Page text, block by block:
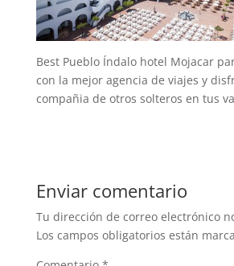
Best Pueblo Índalo hotel Mojacar
con la mejor agencia de viajes y
compañia de otros solteros en tus
Enviar comentario
Tu dirección de correo electrónico
Los campos obligatorios están